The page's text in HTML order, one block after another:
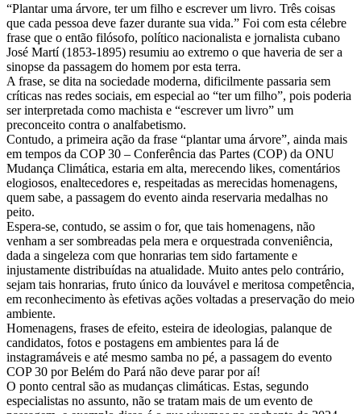
“Plantar uma árvore, ter um filho e escrever um livro. Três coisas
que cada pessoa deve fazer durante sua vida.” Foi com esta célebre
frase que o então filósofo, político nacionalista e jornalista cubano
José Martí (1853-1895) resumiu ao extremo o que haveria de ser a
sinopse da passagem do homem por esta terra.
A frase, se dita na sociedade moderna, dificilmente passaria sem
críticas nas redes sociais, em especial ao “ter um filho”, pois poderia
ser interpretada como machista e “escrever um livro” um
preconceito contra o analfabetismo.
Contudo, a primeira ação da frase “plantar uma árvore”, ainda mais
em tempos da COP 30 – Conferência das Partes (COP) da ONU
Mudança Climática, estaria em alta, merecendo likes, comentários
elogiosos, enaltecedores e, respeitadas as merecidas homenagens,
quem sabe, a passagem do evento ainda reservaria medalhas no
peito.
Espera-se, contudo, se assim o for, que tais homenagens, não
venham a ser sombreadas pela mera e orquestrada conveniência,
dada a singeleza com que honrarias tem sido fartamente e
injustamente distribuídas na atualidade. Muito antes pelo contrário,
sejam tais honrarias, fruto único da louvável e meritosa competência,
em reconhecimento às efetivas ações voltadas a preservação do meio
ambiente.
Homenagens, frases de efeito, esteira de ideologias, palanque de
candidatos, fotos e postagens em ambientes para lá de
instagramáveis e até mesmo samba no pé, a passagem do evento
COP 30 por Belém do Pará não deve parar por aí!
O ponto central são as mudanças climáticas. Estas, segundo
especialistas no assunto, não se tratam mais de um evento de